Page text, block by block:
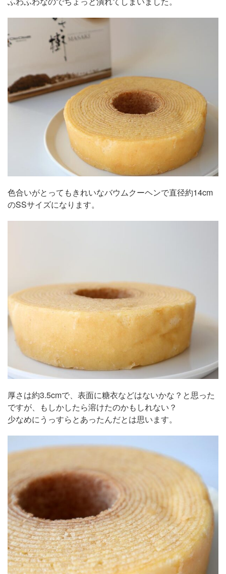
色合いがとってもきれいなバウムクーヘンで直径約14cm
のSSサイズになります。
厚さは約3.5cmで、表面に糖衣などはないかな？と思った
ですが、もしかしたら溶けたのかもしれない？
少なめにうっすらとあったんだとは思います。